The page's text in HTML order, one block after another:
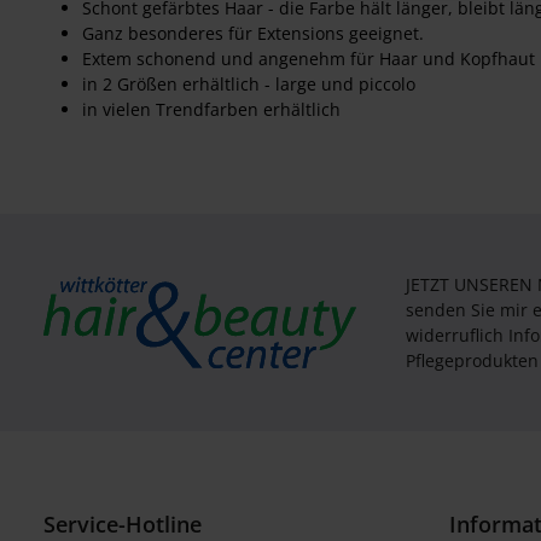
Schont gefärbtes Haar - die Farbe hält länger, bleibt
Ganz besonderes für Extensions geeignet.
Extem schonend und angenehm für Haar und Kopfhaut
in 2 Größen erhältlich - large und piccolo
in vielen Trendfarben erhältlich
JETZT
senden Sie mir
widerruflich
Service-Hotline